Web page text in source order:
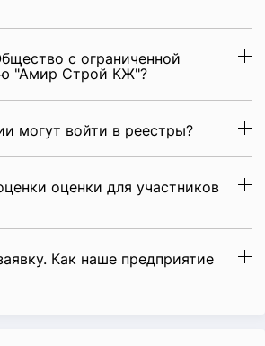
с ограниченной
"Амир Строй КЖ"?
могут войти в реестры?
оценки для участников
Как наше предприятие